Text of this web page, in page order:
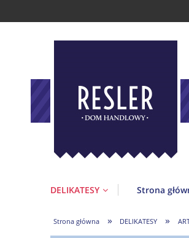
DELIKATESY Strona
Strona główna » DELIKATESY »